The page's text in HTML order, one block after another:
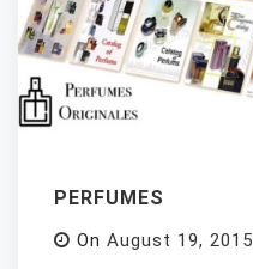
PERFUMES
On August 19, 2015